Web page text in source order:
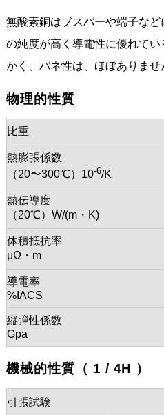
無酸素銅はブスバーや端子な
の純度が高く導電性に優れて
かく、バネ性は、ほぼありませ
物理的性質
比重
熱膨張係数
（20〜300℃）10-6/K
熱伝導度
（20℃）W/(m・K)
体積抵抗率
μΩ・m
導電率
%IACS
縦弾性係数
Gpa
機械的性質（ 1 / 4H ）
引張試験